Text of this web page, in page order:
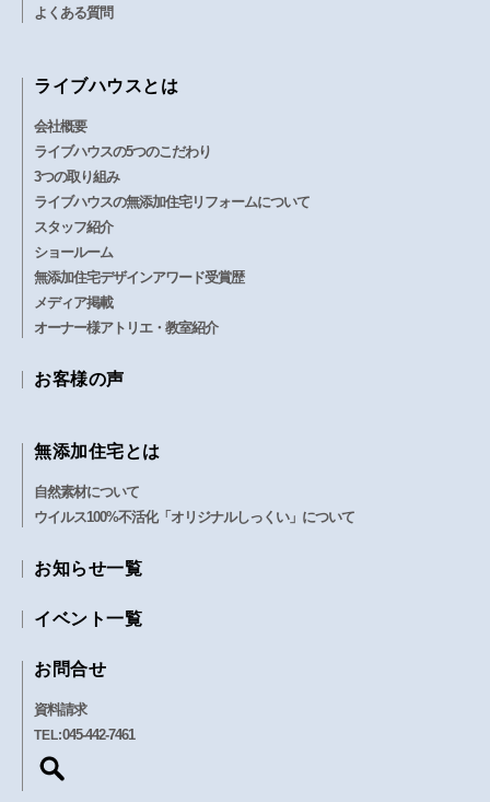
よくある質問
ライブハウスとは
会社概要
ライブハウスの5つのこだわり
3つの取り組み
ライブハウスの無添加住宅リフォームについて
スタッフ紹介
ショールーム
無添加住宅デザインアワード受賞歴
メディア掲載
オーナー様アトリエ・教室紹介
お客様の声
無添加住宅とは
自然素材について
ウイルス100%不活化「オリジナルしっくい」について
お知らせ一覧
イベント一覧
お問合せ
資料請求
TEL:045-442-7461